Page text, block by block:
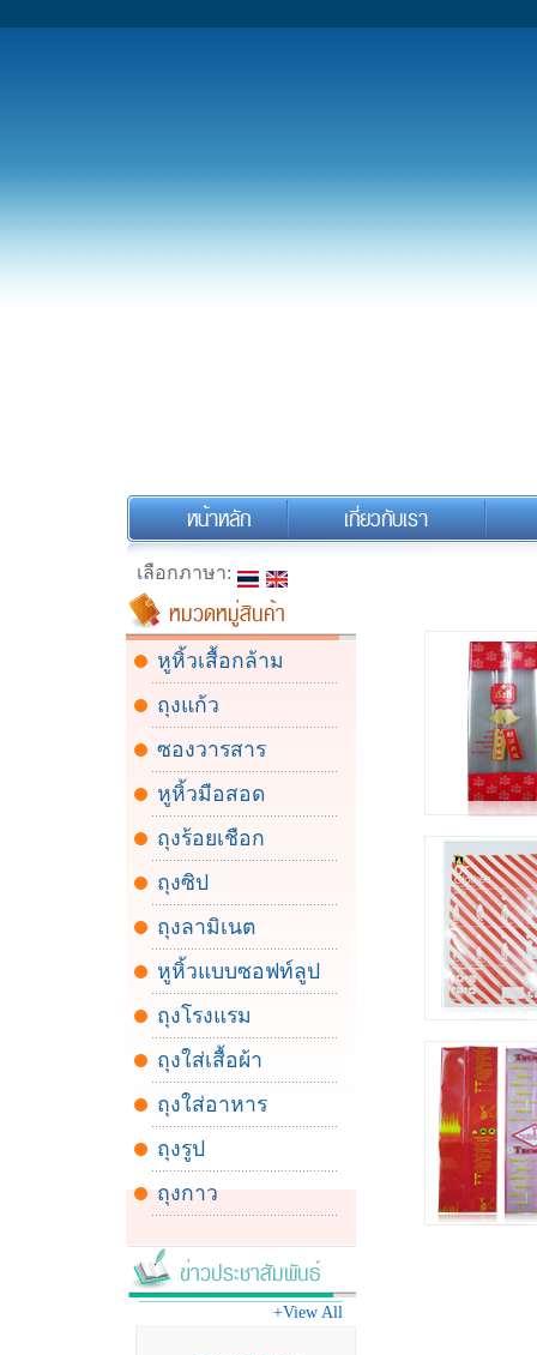
เลือกภาษา:
หูหิ้วเสื้อกล้าม
ถุงแก้ว
ซองวารสาร
หูหิ้วมือสอด
ถุงร้อยเชือก
ถุงซิป
ถุงลามิเนต
หูหิ้วแบบซอฟท์ลูป
ถุงโรงแรม
ถุงใส่เสื้อผ้า
ถุงใส่อาหาร
ถุงรูป
ถุงกาว
+View All